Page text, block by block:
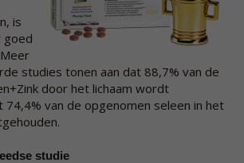
is
goed
studies tonen aan dat 88,7% van de
door het lichaam wordt
74,4% van de opgenomen seleen in het
studie